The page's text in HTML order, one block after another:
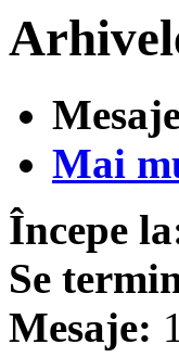
Mai
Începe
Se
Mesaje: